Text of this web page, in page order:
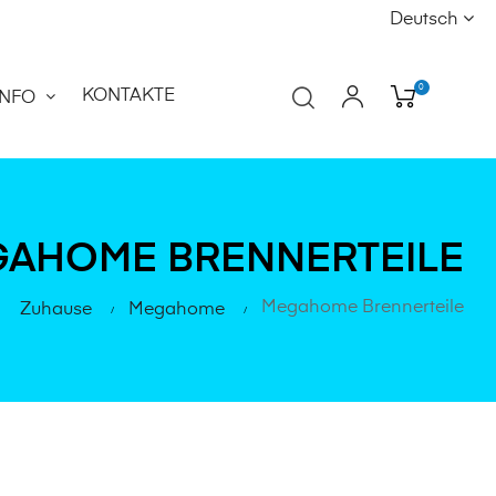
Deutsch
INFO KONTAKTE
0
BRENNERTEILE
Zuhause Megahome Megahome Brennerteile